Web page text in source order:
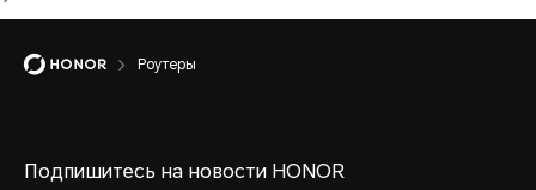
Роутеры
Подпишитесь на новости HONOR